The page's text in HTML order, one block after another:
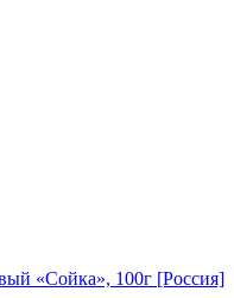
«Сойка», 100г [Россия]